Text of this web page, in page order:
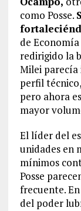
como Posse.
de
redirigido la
Milei parecía
perfil
pero ahora
mayor
El líder del
unidades en
mínimos
Posse
frecuente.
del poder